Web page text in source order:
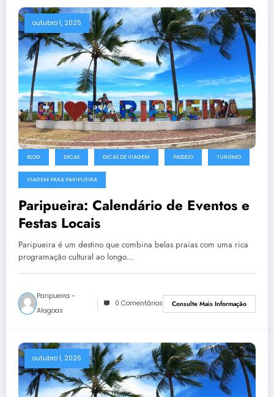
outubro 1, 2025
BLOG DICAS DICAS DE VIAGEM PASSEIO TURISMO
VIAGEM PARA PARIPUEIRA
Paripueira: Calendário de Eventos e
Festas Locais
Paripueira é um destino que combina belas praias com uma rica
programação cultural ao longo…
Paripueira -
Alagoas
0 Comentários Consulte Mais Informação
outubro 1, 2025